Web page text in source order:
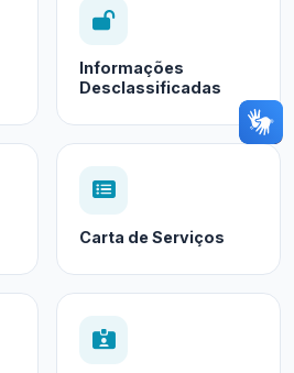
Informações
Desclassificadas
Carta de Serviços